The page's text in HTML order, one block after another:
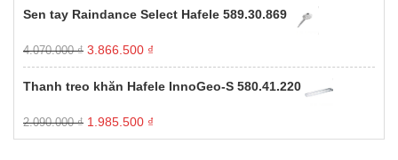
là:
3.520.000 ₫.
tại
Sen tay Raindance Select Hafele 589.30.869
4.070.000₫ Giá
gốc
là:
3.866.500 ₫
hiện
tại
Thanh treo khăn Hafele InnoGeo-S 580.41.220
2.090.000₫ Giá
gốc
1.985.500 ₫
hiện